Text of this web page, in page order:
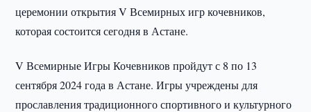
церемонии открытия V Всемирных игр кочевников,
которая состоится сегодня в Астане.
V Всемирные Игры Кочевников пройдут с 8 по 13
сентября 2024 года в Астане. Игры учреждены для
прославления традиционного спортивного и культурного